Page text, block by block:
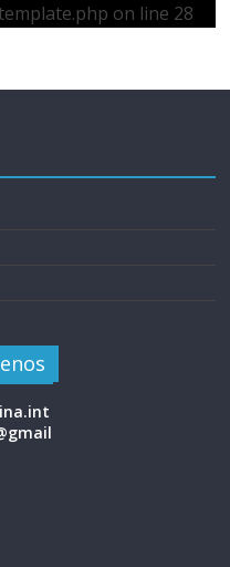
on line 28